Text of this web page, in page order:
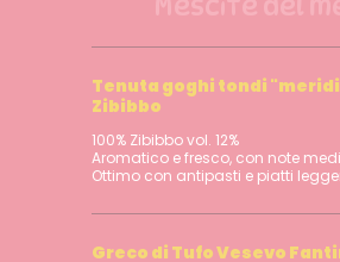
Tenuta goghi tondi
Zibibbo
100% Zibibbo vol. 12%
Aromatico e fresco, con note
Greco di Tufo Vesevo